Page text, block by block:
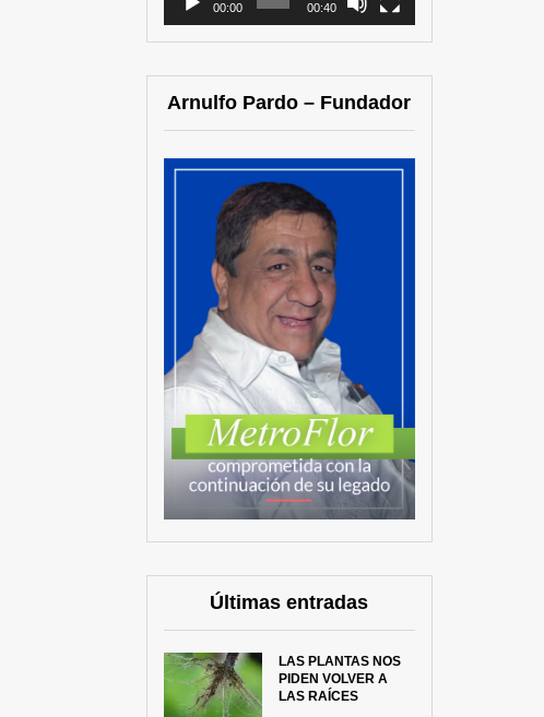
00:00 00:40
Arnulfo Pardo – Fundador
Últimas entradas
LAS PLANTAS NOS
PIDEN VOLVER A
LAS RAÍCES